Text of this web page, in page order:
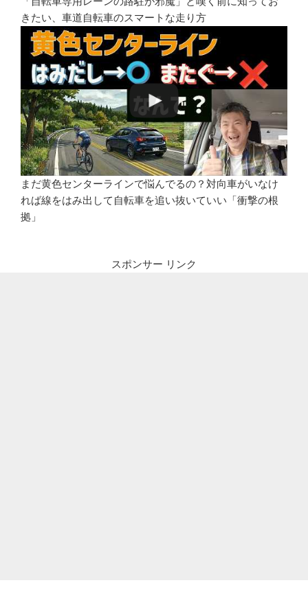
きたい、車道自転車のスマートな走り方
まだ黄色センターラインで悩んでるの？対向車がいなけ
れば線をはみ出して自転車を追い抜いていい「衝撃の根
拠」
スポンサー リンク